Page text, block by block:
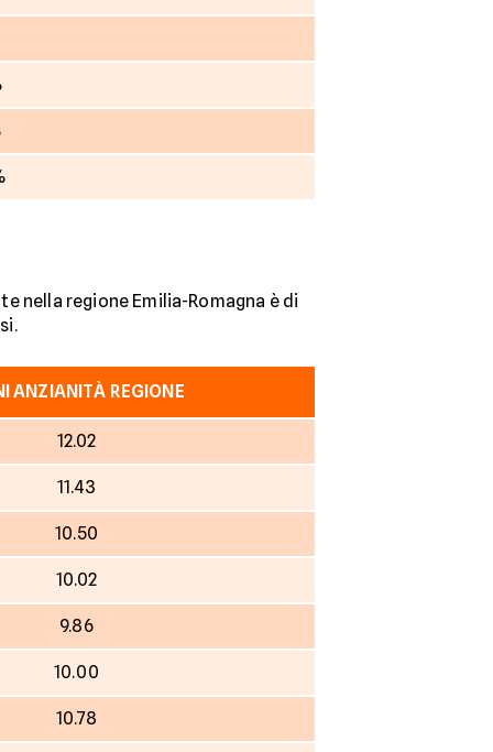
nella regione Emilia-Romagna è di
ANZIANITÀ REGIONE
12.02
11.43
10.50
10.02
9.86
10.00
10.78